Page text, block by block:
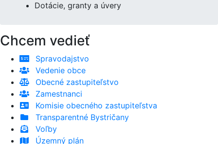
Dotácie, granty a úvery
Chcem vedieť
Spravodajstvo
Vedenie obce
Obecné zastupiteľstvo
Zamestnanci
Komisie obecného zastupiteľstva
Transparentné Bystričany
Voľby
Územný plán